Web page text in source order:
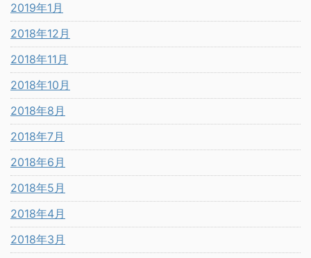
2019年1月
2018年12月
2018年11月
2018年10月
2018年8月
2018年7月
2018年6月
2018年5月
2018年4月
2018年3月